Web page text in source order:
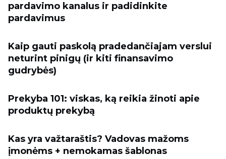
pardavimo kanalus ir padidinkite
pardavimus
Kaip gauti paskolą pradedančiajam verslui
neturint pinigų (ir kiti finansavimo
gudrybės)
Prekyba 101: viskas, ką reikia žinoti apie
produktų prekybą
Kas yra važtaraštis? Vadovas mažoms
įmonėms + nemokamas šablonas